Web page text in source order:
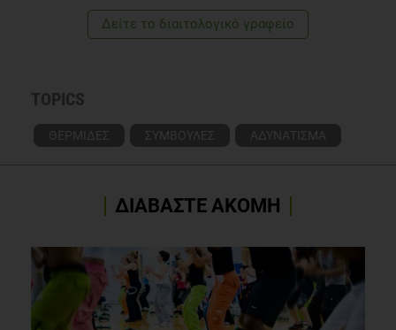
Δείτε το διαιτολογικό γραφείο
TOPICS
ΘΕΡΜΙΔΕΣ ΣΥΜΒΟΥΛΕΣ ΑΔΥΝΑΤΙΣΜΑ
ΔΙΑΒΑΣΤΕ ΑΚΟΜΗ